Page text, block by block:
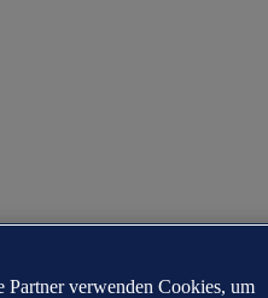
Partner verwenden Cookies, um